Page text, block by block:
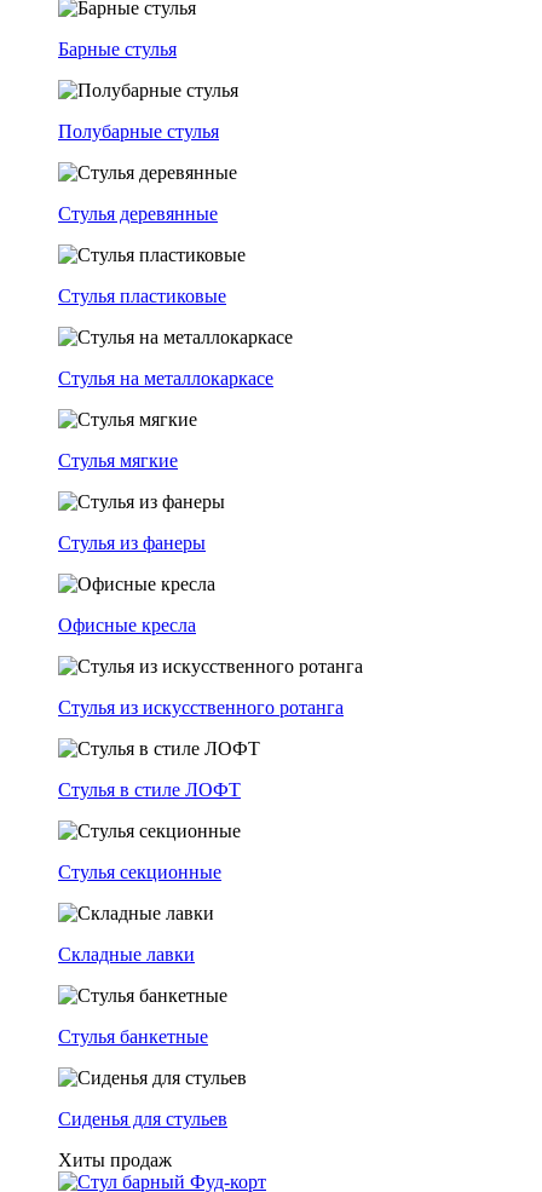
Барные стулья
Полубарные стулья
Стулья деревянные
Стулья пластиковые
Стулья на металлокаркасе
Стулья мягкие
Стулья из фанеры
Офисные кресла
Стулья из искусственного ротанга
Стулья в стиле ЛОФТ
Стулья секционные
Складные лавки
Стулья банкетные
Сиденья для стульев
Хиты продаж